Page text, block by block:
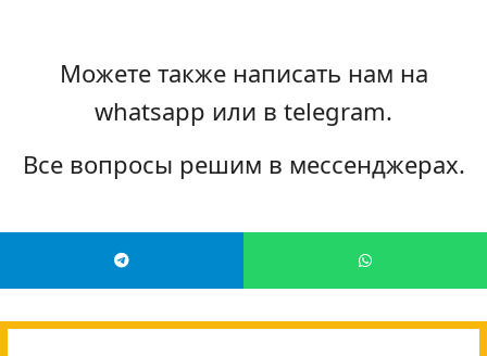
Можете также написать нам на
whatsapp или в telegram.
Все вопросы решим в мессенджерах.